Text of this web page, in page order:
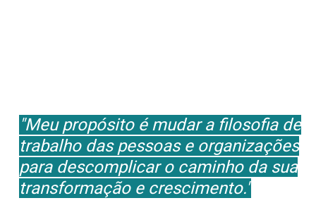
"Meu propósito é mudar a filosofia de
trabalho das pessoas e organizações
para descomplicar o caminho da sua
transformação e crescimento."